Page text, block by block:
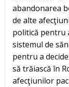
abandonarea
de alte
politică pentru
sistemul de
pentru a
să trăiască în
afecţiunilor